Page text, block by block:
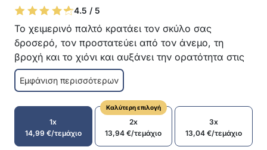
4.5 / 5
Το χειμερινό παλτό κρατάει τον σκύλο σας
δροσερό, τον προστατεύει από τον άνεμο, τη
βροχή και το χιόνι και αυξάνει την ορατότητα στις
μικρότερες φθινοπωρινές και χειμερινές ημέρες με
ανακλαστικά στοιχεία!
Η ιδανική επιλογή για κρύες φθινοπωρινές και
χειμερινές ημέρες
Διαθέσιμο σε 2 μεγέθη
Γρήγορη και εύκολη εφαρμογή
Εμφάνιση περισσότερων
1x
14,99 €/τεμάχιο
Καλύτερη επιλογή
2x
13,94€/τεμάχιο
3x
13,04€/τεμάχιο